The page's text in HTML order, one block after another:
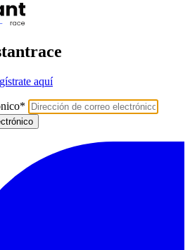
aquí
*